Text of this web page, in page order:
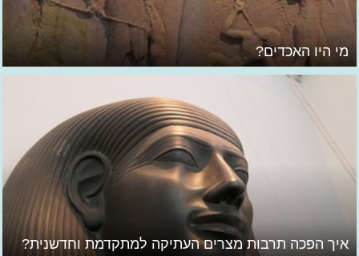
מי היו האכדים?
איך הפכה תרבות מצרים העתיקה למתקדמת וחדשנית?